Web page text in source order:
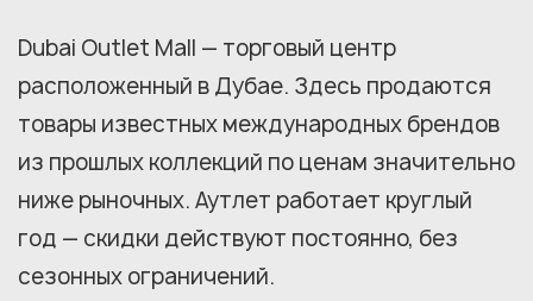
Dubai Outlet Mall — торговый центр
расположенный в Дубае. Здесь продаются
товары известных международных брендов
из прошлых коллекций по ценам значительно
ниже рыночных. Аутлет работает круглый
год — скидки действуют постоянно, без
сезонных ограничений.